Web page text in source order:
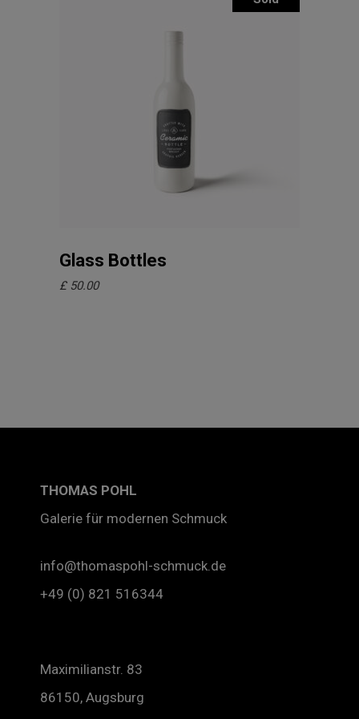
Glass Bottles
£ 50.00
THOMAS POHL
Galerie für modernen Schmuck
info@thomaspohl-schmuck.de
+49 (0) 821 516344
Maximilianstr. 83
86150, Augsburg